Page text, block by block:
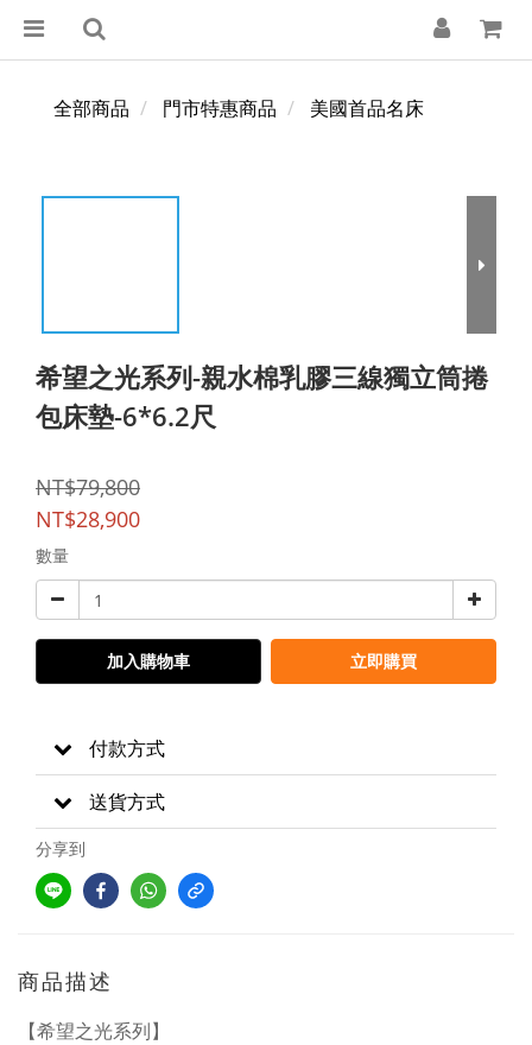
全部商品 門市特惠商品 美國首品名床
希望之光系列-親水棉乳膠三線獨立筒捲
包床墊-6*6.2尺
NT$79,800
NT$28,900
數量
加入購物車 立即購買
付款方式
送貨方式
分享到
商品描述
【希望之光系列】